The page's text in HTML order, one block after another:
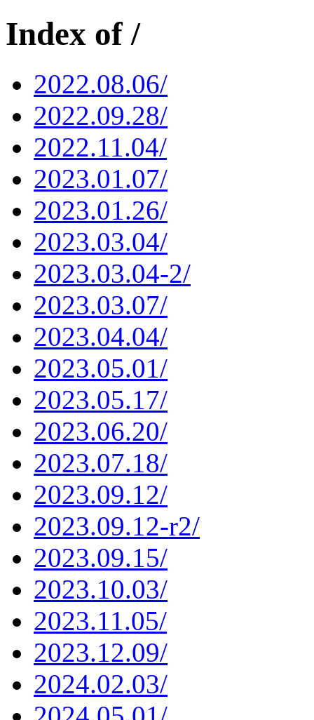
Index of /
2022.08.06/
2022.09.28/
2022.11.04/
2023.01.07/
2023.01.26/
2023.03.04/
2023.03.04-2/
2023.03.07/
2023.04.04/
2023.05.01/
2023.05.17/
2023.06.20/
2023.07.18/
2023.09.12/
2023.09.12-r2/
2023.09.15/
2023.10.03/
2023.11.05/
2023.12.09/
2024.02.03/